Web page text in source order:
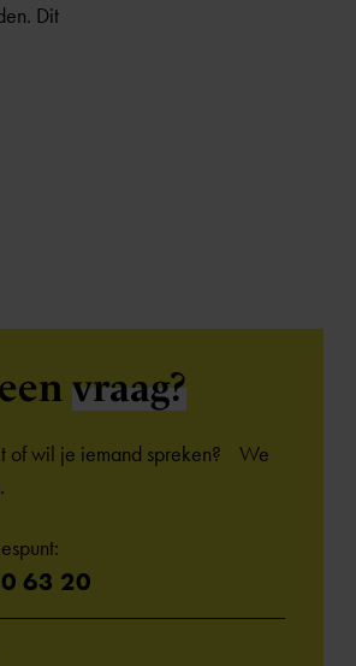
Dit
vraag?
of wil je iemand spreken? We
63 20